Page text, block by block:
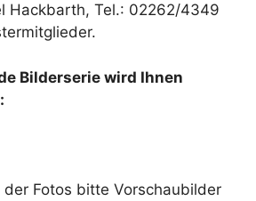
Hackbarth, Tel.: 02262/4349
Bilderserie wird Ihnen
der Fotos bitte Vorschaubilder